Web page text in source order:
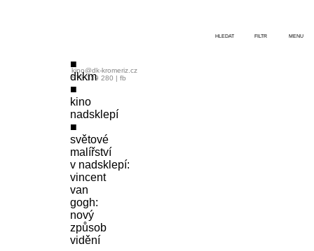
dkkm
kino
nadsklepí
světové
malířství
v nadsklepí:
vincent
van
gogh:
nový
způsob
vidění
kino@dk-kromeriz.cz
573 339 280 | fb
HLEDAT FILTR MENU